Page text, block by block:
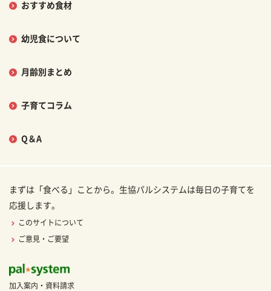
おすすめ食材
幼児食について
月齢別まとめ
子育てコラム
Q＆A
まずは「食べる」ことから。生協パルシステムは毎日の子育てを
応援します。
このサイトについて
ご意見・ご要望
加入案内・資料請求